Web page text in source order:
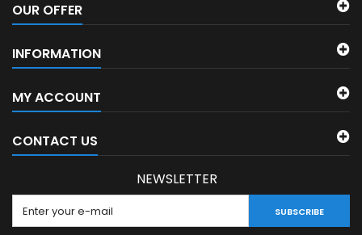
OUR OFFER
INFORMATION
MY ACCOUNT
CONTACT US
NEWSLETTER
SUBSCRIBE